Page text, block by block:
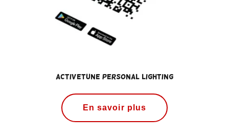
ActiveTune Personal Lighting
En savoir plus